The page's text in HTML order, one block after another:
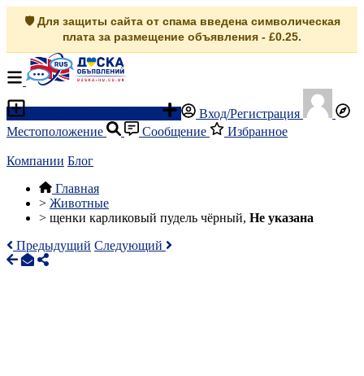
🛡️ Для защиты сайта от спама введена символическая
плата за размещение объявления - £0.25.
Вход/Регистрация
Местоположение
Сообщение Избранное
Компании Блог
Главная
> Животные
> щенки карликовый пудель чёрный, Не указана
Предыдущий Следующий